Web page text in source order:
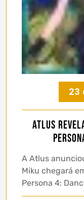
23
Atlus revela
A Atlus
Miku chegará
Persona 4: